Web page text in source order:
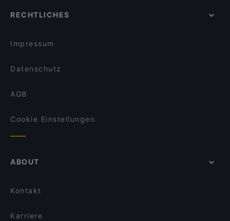
RECHTLICHES
Impressum
Datenschutz
AGB
Cookie Einstellungen
ABOUT
Kontakt
Karriere